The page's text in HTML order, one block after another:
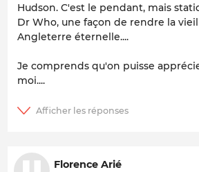
Hudson. C'est le pendant, mais
Dr Who, une façon de rendre la
Angleterre éternelle....
Je comprends qu'on puisse
moi....
Florence Arié